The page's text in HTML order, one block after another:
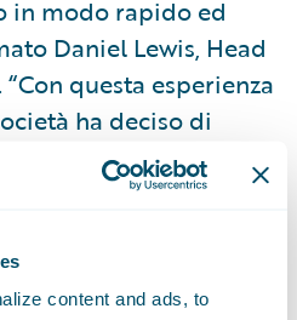
content and ads, to
in modo rapido ed
Daniel Lewis, Head
questa esperienza
ha deciso di
portali self-
introducendo le
progetto ha
di sviluppo, che